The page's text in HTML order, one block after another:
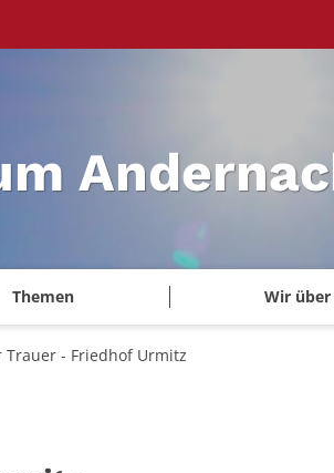
Themen Wir über
Trauer - Friedhof Urmitz